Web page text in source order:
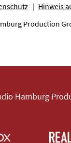
Hinweis
Production
Hamburg